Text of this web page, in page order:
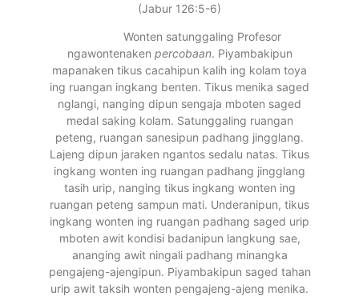
(Jabur 126:5-6)
Wonten satunggaling Profesor
ngawontenaken percobaan. Piyambakipun
mapanaken tikus cacahipun kalih ing kolam toya
ing ruangan ingkang benten. Tikus menika saged
nglangi, nanging dipun sengaja mboten saged
medal saking kolam. Satunggaling ruangan
peteng, ruangan sanesipun padhang jingglang.
Lajeng dipun jaraken ngantos sedalu natas. Tikus
ingkang wonten ing ruangan padhang jingglang
tasih urip, nanging tikus ingkang wonten ing
ruangan peteng sampun mati. Underanipun, tikus
ingkang wonten ing ruangan padhang saged urip
mboten awit kondisi badanipun langkung sae,
ananging awit ningali padhang minangka
pengajeng-ajengipun. Piyambakipun saged tahan
urip awit taksih wonten pengajeng-ajeng menika.